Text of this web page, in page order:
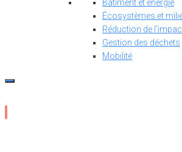
Bâtiment et énergie
Écosystèmes et
Réduction de
Gestion des déchets
Mobilité